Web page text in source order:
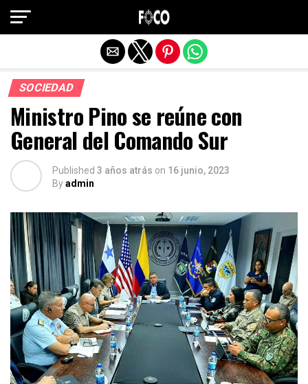
SOCIEDAD
Ministro Pino se reúne con
General del Comando Sur
Published 3 años atrás on 16 junio, 2023
Byadmin
Salir de la versión móvil